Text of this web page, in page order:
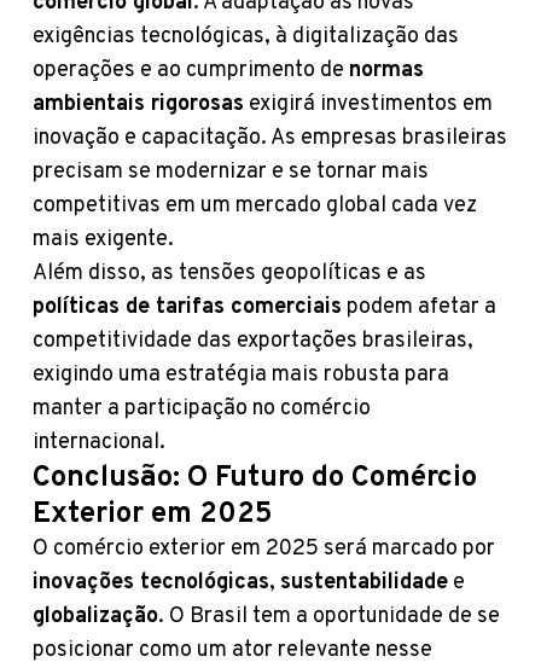
exigências tecnológicas, à digitalização das
operações e ao cumprimento de normas
ambientais rigorosas exigirá investimentos em
inovação e capacitação. As empresas brasileiras
precisam se modernizar e se tornar mais
competitivas em um mercado global cada vez
mais exigente.
Além disso, as tensões geopolíticas e as
políticas de tarifas comerciais podem afetar a
competitividade das exportações brasileiras,
exigindo uma estratégia mais robusta para
manter a participação no comércio
internacional.
Conclusão: O Futuro do Comércio
Exterior em 2025
O comércio exterior em 2025 será marcado por
inovações tecnológicas, sustentabilidade e
globalização. O Brasil tem a oportunidade de se
posicionar como um ator relevante nesse